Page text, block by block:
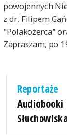
powojennych
z dr. Filipem
"Polakożerca"
Zapraszam, po
Reportaże
Audiobooki
Słuchowiska